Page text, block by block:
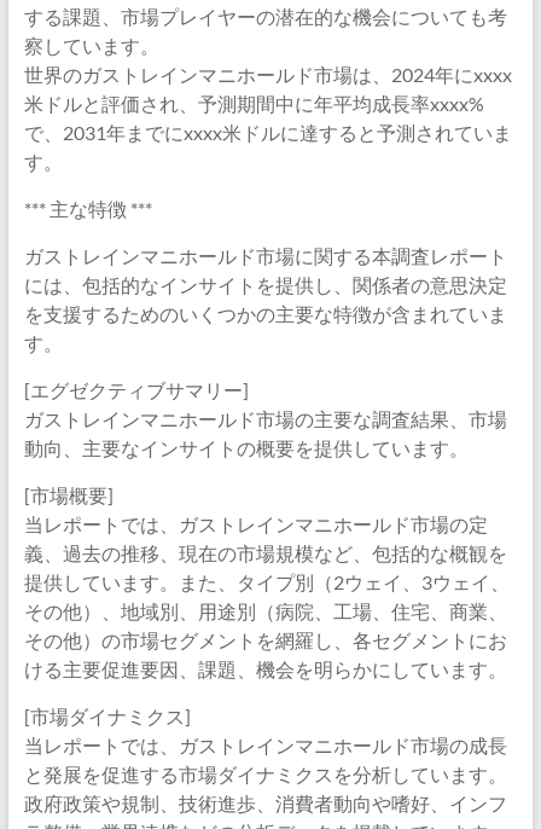
する課題、市場プレイヤーの潜在的な機会についても考
察しています。
世界のガストレインマニホールド市場は、2024年にxxxx
米ドルと評価され、予測期間中に年平均成長率xxxx%
で、2031年までにxxxx米ドルに達すると予測されていま
す。
*** 主な特徴 ***
ガストレインマニホールド市場に関する本調査レポート
には、包括的なインサイトを提供し、関係者の意思決定
を支援するためのいくつかの主要な特徴が含まれていま
す。
[エグゼクティブサマリー]
ガストレインマニホールド市場の主要な調査結果、市場
動向、主要なインサイトの概要を提供しています。
[市場概要]
当レポートでは、ガストレインマニホールド市場の定
義、過去の推移、現在の市場規模など、包括的な概観を
提供しています。また、タイプ別（2ウェイ、3ウェイ、
その他）、地域別、用途別（病院、工場、住宅、商業、
その他）の市場セグメントを網羅し、各セグメントにお
ける主要促進要因、課題、機会を明らかにしています。
[市場ダイナミクス]
当レポートでは、ガストレインマニホールド市場の成長
と発展を促進する市場ダイナミクスを分析しています。
政府政策や規制、技術進歩、消費者動向や嗜好、インフ